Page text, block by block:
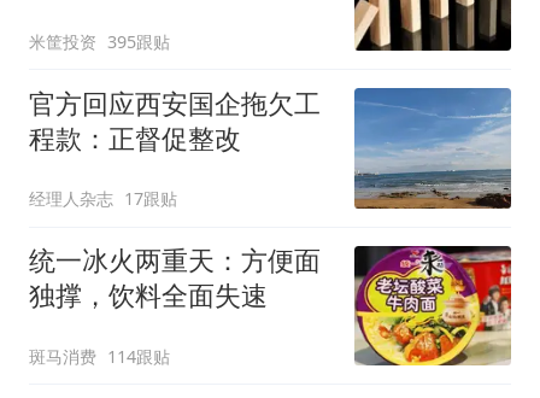
米筐投资 395跟贴
官方回应西安国企拖欠工
程款：正督促整改
经理人杂志 17跟贴
统一冰火两重天：方便面
独撑，饮料全面失速
斑马消费 114跟贴